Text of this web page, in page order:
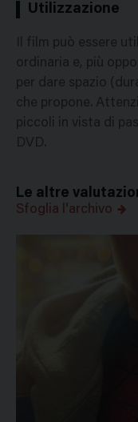
Utilizzazione
Il film può essere
ordinaria e, più
per dare spazio
che propone.
piccoli in vista di
DVD.
Le altre
Sfoglia l'archivo